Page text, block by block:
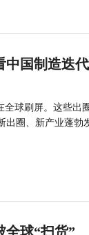
中国制造迭
全球刷屏。这些
出圈、新产业蓬勃
全球“扫货”